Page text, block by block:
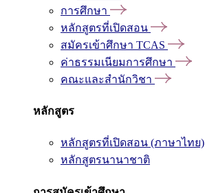
การศึกษา
หลักสูตรที่เปิดสอน
สมัครเข้าศึกษา TCAS
ค่าธรรมเนียมการศึกษา
คณะและสำนักวิชา
หลักสูตร
หลักสูตรที่เปิดสอน (ภาษาไทย)
หลักสูตรนานาชาติ